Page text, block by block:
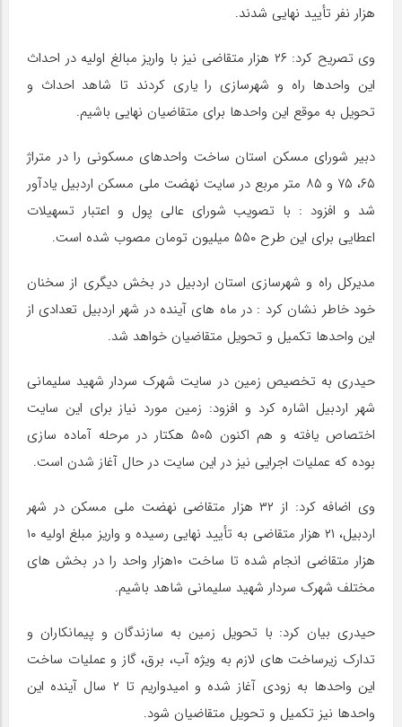
هزار نفر تأیید نهایی شدند.
وی تصریح کرد: ۲۶ هزار متقاضی نیز با واریز مبالغ اولیه در احداث
این واحدها راه و شهرسازی را یاری کردند تا شاهد احداث و
تحویل به موقع این واحدها برای متقاضیان نهایی باشیم.
دبیر شورای مسکن استان ساخت واحدهای مسکونی را در متراژ
۶۵، ۷۵ و ۸۵ متر مربع در سایت نهضت ملی مسکن اردبیل یادآور
شد و افزود : با تصویب شورای عالی پول و اعتبار تسهیلات
اعطایی برای این طرح ۵۵۰ میلیون تومان مصوب شده است.
مدیرکل راه و شهرسازی استان اردبیل در بخش دیگری از سخنان
خود خاطر نشان کرد : در ماه های آینده در شهر اردبیل تعدادی از
این واحدها تکمیل و تحویل متقاضیان خواهد شد.
حیدری به تخصیص زمین در سایت شهرک سردار شهید سلیمانی
شهر اردبیل اشاره کرد و افزود: زمین مورد نیاز برای این سایت
اختصاص یافته و هم اکنون ۵۰۵ هکتار در مرحله آماده سازی
بوده که عملیات اجرایی نیز در این سایت در حال آغاز شدن است.
وی اضافه کرد: از ۳۲ هزار متقاضی نهضت ملی مسکن در شهر
اردبیل، ۲۱ هزار متقاضی به تأیید نهایی رسیده و واریز مبلغ اولیه ۱۰
هزار متقاضی انجام شده تا ساخت ۱۰هزار واحد را در بخش های
مختلف شهرک سردار شهید سلیمانی شاهد باشیم.
حیدری بیان کرد: با تحویل زمین به سازندگان و پیمانکاران و
تدارک زیرساخت های لازم به ویژه آب، برق، گاز و عملیات ساخت
این واحدها به زودی آغاز شده و امیدواریم تا ۲ سال آینده این
واحدها نیز تکمیل و تحویل متقاضیان شود.